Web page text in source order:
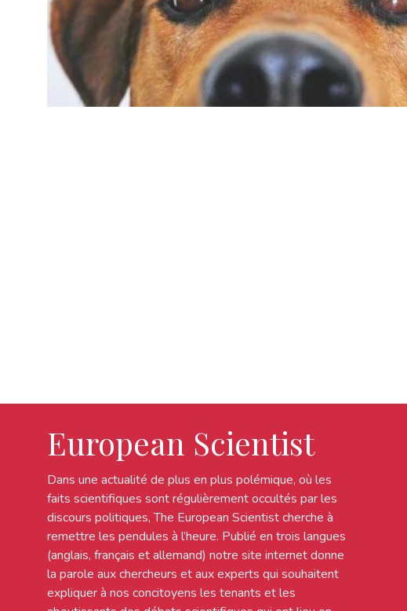
European Scientist
Dans une actualité de plus en plus polémique, où les
faits scientifiques sont régulièrement occultés par les
discours politiques, The European Scientist cherche à
remettre les pendules à l’heure. Publié en trois langues
(anglais, français et allemand) notre site internet donne
la parole aux chercheurs et aux experts qui souhaitent
expliquer à nos concitoyens les tenants et les